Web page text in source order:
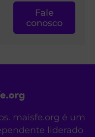
Fale
conosco
maisfe.org é um
liderado